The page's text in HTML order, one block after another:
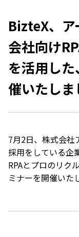
BizteX、
会社向け
を活用し
催いたしま
7月2日、株式会社
採用をしている企
RPAとプロのリク
ミナーを開催いた